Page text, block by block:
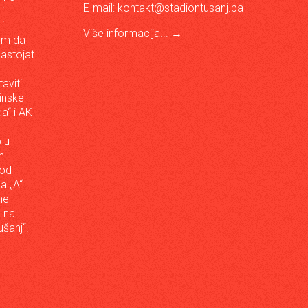
da
i AK
u
„A“
na
E-mail: kontakt@stadiontusanj.ba
Više informacija...
→